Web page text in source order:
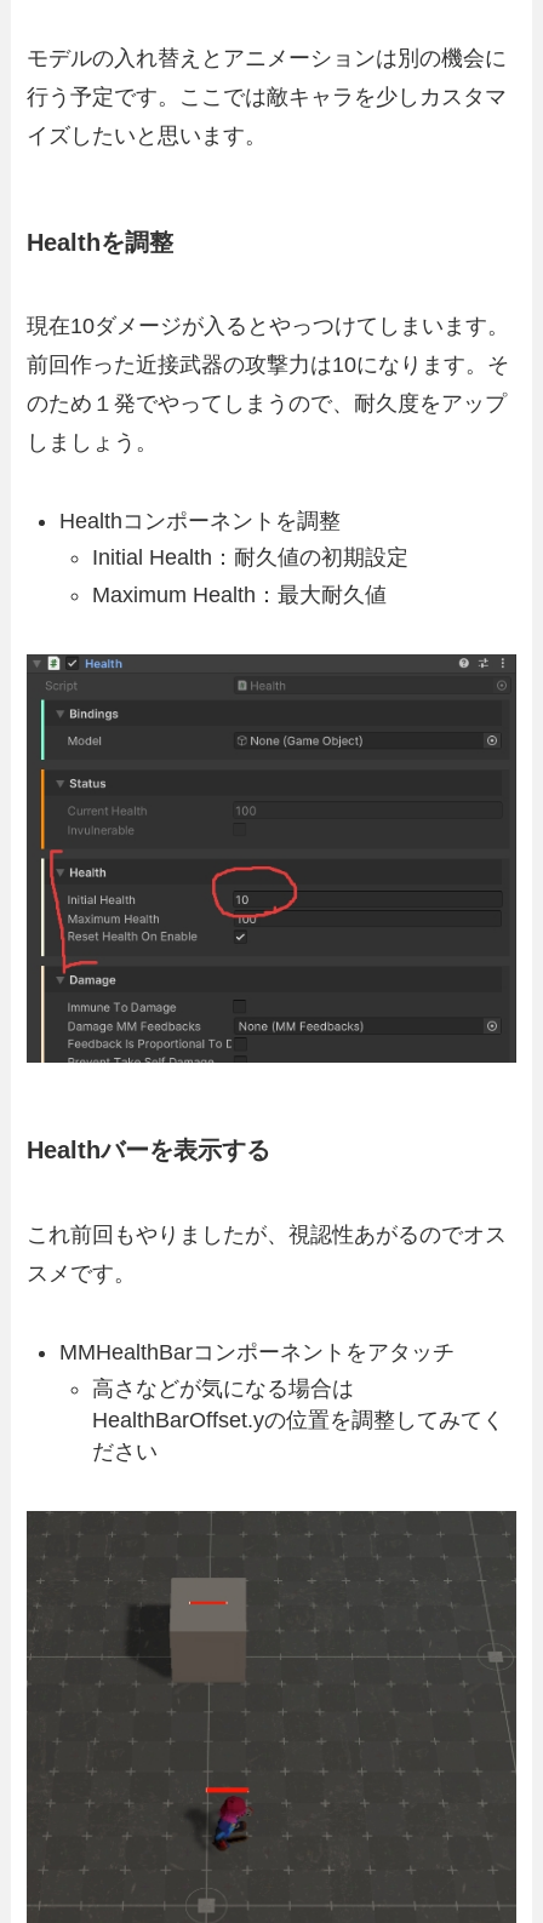
モデルの入れ替えとアニメーションは別の機会に
行う予定です。ここでは敵キャラを少しカスタマ
イズしたいと思います。
Healthを調整
現在10ダメージが入るとやっつけてしまいます。
前回作った近接武器の攻撃力は10になります。そ
のため１発でやってしまうので、耐久度をアップ
しましょう。
Healthコンポーネントを調整
Initial Health：耐久値の初期設定
Maximum Health：最大耐久値
Healthバーを表示する
これ前回もやりましたが、視認性あがるのでオス
スメです。
MMHealthBarコンポーネントをアタッチ
高さなどが気になる場合は
HealthBarOffset.yの位置を調整してみてく
ださい